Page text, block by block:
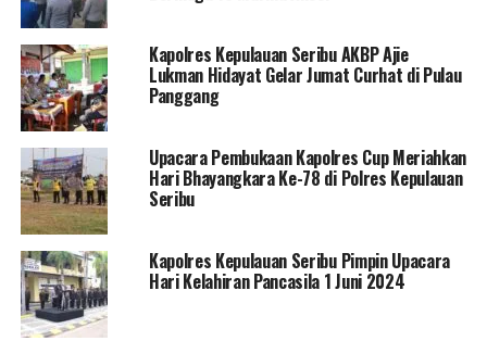
Kapolres Kepulauan Seribu AKBP Ajie
Lukman Hidayat Gelar Jumat Curhat di Pulau
Panggang
Upacara Pembukaan Kapolres Cup Meriahkan
Hari Bhayangkara Ke-78 di Polres Kepulauan
Seribu
Kapolres Kepulauan Seribu Pimpin Upacara
Hari Kelahiran Pancasila 1 Juni 2024